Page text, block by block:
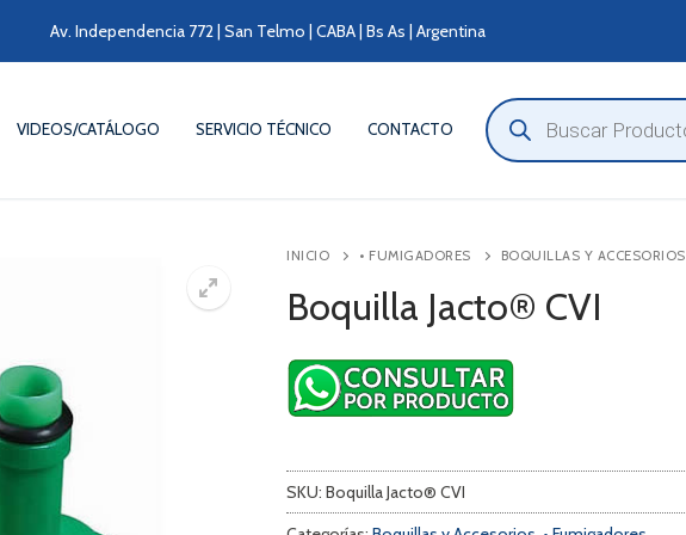
Av. Independencia 772 | San Telmo | CABA | Bs As | Argentina
VIDEOS/CATÁLOGO SERVICIO TÉCNICO CONTACTO
Búsqueda
de
productos
INICIO • FUMIGADORES BOQUILLAS Y ACCESORIOS
Boquilla Jacto® CVI
SKU: Boquilla Jacto® CVI